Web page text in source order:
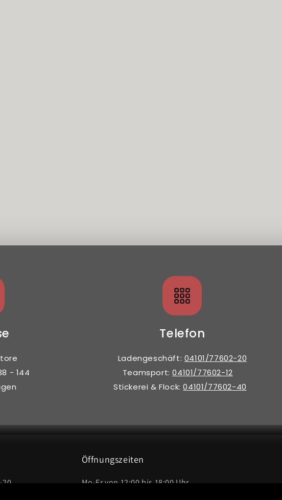
- 144
Telefon
Ladengeschäft: 04101/77602-20
Teamsport:04101/77602-12
Stickerei & Flock:04101/77602-40
20
Öffnungszeiten
Mo-Fr von 12:00 bis 18:00 Uhr